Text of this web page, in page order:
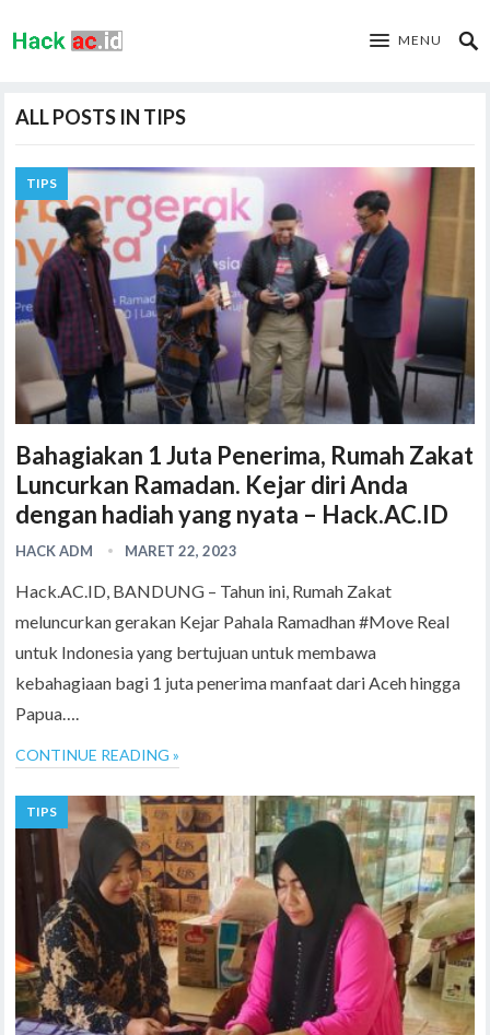
MENU
ALL POSTS IN TIPS
TIPS
Bahagiakan 1 Juta Penerima, Rumah Zakat
Luncurkan Ramadan. Kejar diri Anda
dengan hadiah yang nyata – Hack.AC.ID
HACK ADM MARET 22, 2023
Hack.AC.ID, BANDUNG – Tahun ini, Rumah Zakat
meluncurkan gerakan Kejar Pahala Ramadhan #Move Real
untuk Indonesia yang bertujuan untuk membawa
kebahagiaan bagi 1 juta penerima manfaat dari Aceh hingga
Papua….
CONTINUE READING »
TIPS